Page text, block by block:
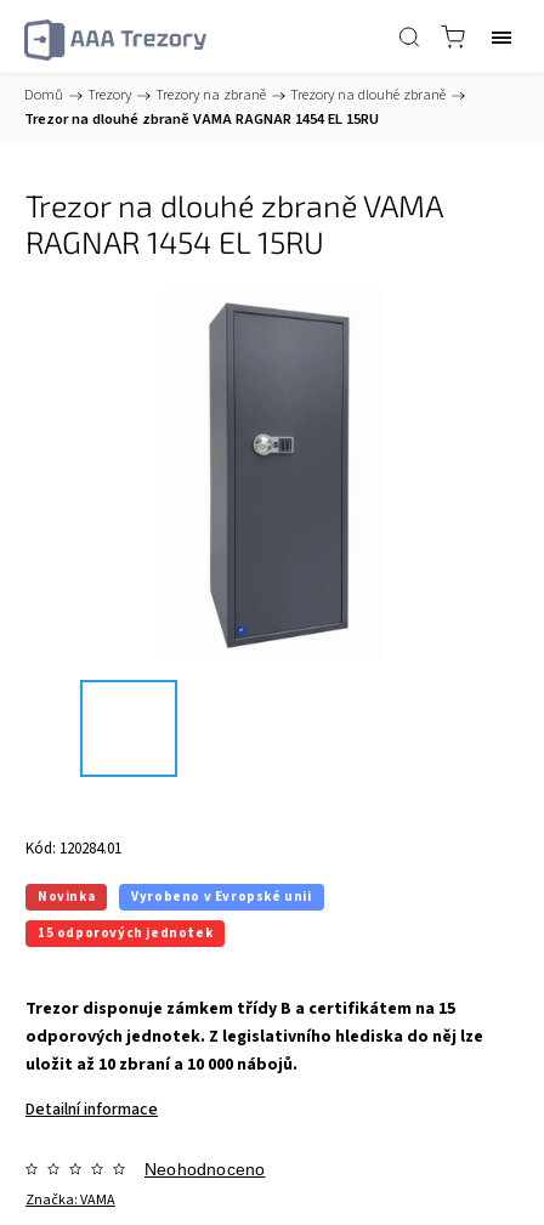
Domů / Trezory / Trezory na zbraně / Trezory na dlouhé zbraně /
Trezor na dlouhé zbraně VAMA RAGNAR 1454 EL 15RU
Trezor na dlouhé zbraně VAMA
RAGNAR 1454 EL 15RU
Kód: 120284.01
Novinka
Vyrobeno v Evropské unii
15 odporových jednotek
Trezor disponuje zámkem třídy B a certifikátem na 15
odporových jednotek. Z legislativního hlediska do něj lze
uložit až 10 zbraní a 10 000 nábojů.
Detailní informace
Značka:VAMA
Neohodnoceno